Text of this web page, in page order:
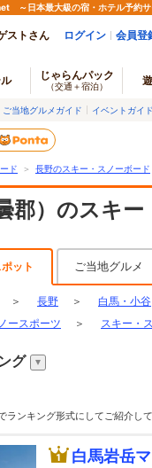
～日本最大級の宿・ホテル予約サ
ストさん ログイン 会員登
じゃらんパック
（交通＋宿泊）
ご当地グルメガイド イベントガイド
ド ＞ 長野のスキー・スノーボード
郡）のスキー
ット ご当地グルメ
＞ 長野 ＞ 白馬・小谷
ースポーツ ＞ スキー・
グ
ンキング形式にしてご紹介して
白馬岩岳